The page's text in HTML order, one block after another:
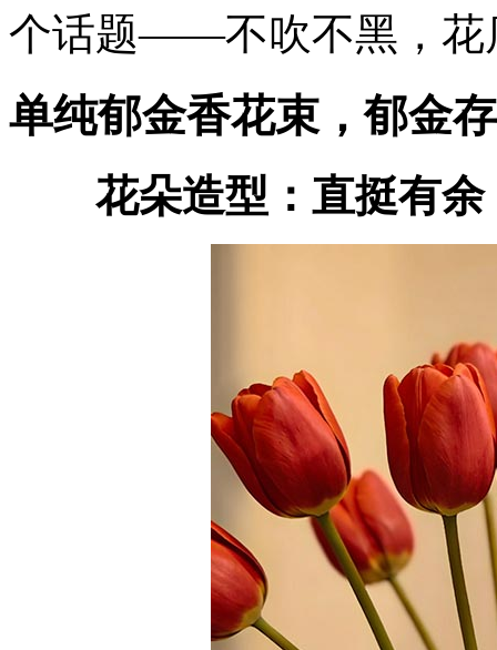
个话题——不吹不黑，花
单纯郁金香花束，郁金
花朵造型：直挺有余